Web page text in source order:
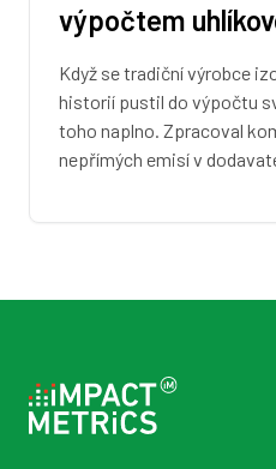
výpočtem
Když se tradiční výrobce
historií pustil do výpočtu
toho naplno. Zpracoval
nepřímých emisí v